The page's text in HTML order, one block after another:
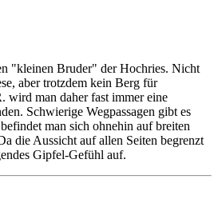
"kleinen Bruder" der Hochries. Nicht
aber trotzdem kein Berg für
wird man daher fast immer eine
Schwierige Wegpassagen gibt es
man sich ohnehin auf breiten
die Aussicht auf allen Seiten begrenzt
Gipfel-Gefühl auf.